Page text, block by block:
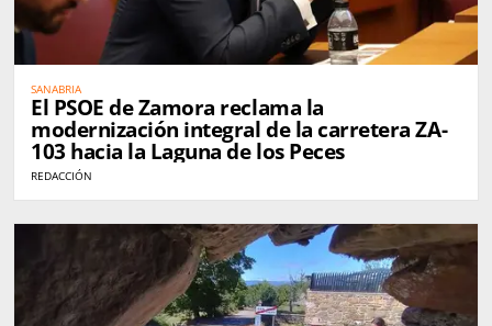
SANABRIA
El PSOE de Zamora reclama la
modernización integral de la carretera ZA-
103 hacia la Laguna de los Peces
REDACCIÓN